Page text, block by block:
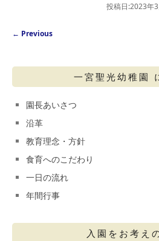
投稿日:2023年
Post navigation
← Previous
一宮聖光幼稚園
園長あいさつ
沿革
教育理念・方針
食育へのこだわり
一日の流れ
年間行事
入園をお考え